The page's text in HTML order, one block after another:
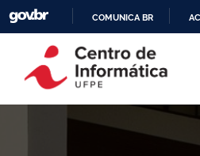
COMUNICA BR